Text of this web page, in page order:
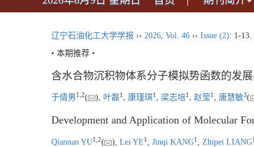
辽宁石油化工大学学报 ›› 2026, Vol. 46 ›› Issue (2): 1-13.
• 本期推荐 •
含水合物沉积物体系分子模拟势函数的发展
于倩男1 2( ), 叶磊1 , 康瑾琪1 , 梁志培1 , 赵莹1 , 唐慧敏3(
Development and Application of Molecular
Qiannan YU1 2( ), Lei YE1 Jinqi KANG1 Zhipei LIANG1